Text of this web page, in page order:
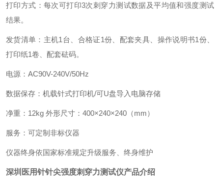
打印方式：每次可打印3次刺穿力测试数据及平均值和强度测试
结果。
发货清单：主机1台、合格证1份、配套夹具、操作说明书1份、
打印纸1卷、配套砝码。
电源：AC90V-240V/50Hz
数据保存：机载针式打印机/可U盘导入电脑存储
净重：12kg 外形尺寸：400×240×240（mm）
服务：可定制非标仪器
仪器终身依国家标准规定升级服务、终身维护
深圳医用针针尖强度刺穿力测试仪产品介绍